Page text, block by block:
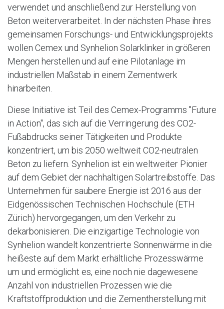
verwendet und anschließend zur Herstellung von
Beton weiterverarbeitet. In der nächsten Phase ihres
gemeinsamen Forschungs- und Entwicklungsprojekts
wollen Cemex und Synhelion Solarklinker in größeren
Mengen herstellen und auf eine Pilotanlage im
industriellen Maßstab in einem Zementwerk
hinarbeiten.
Diese Initiative ist Teil des Cemex-Programms "Future
in Action", das sich auf die Verringerung des CO2-
Fußabdrucks seiner Tätigkeiten und Produkte
konzentriert, um bis 2050 weltweit CO2-neutralen
Beton zu liefern. Synhelion ist ein weltweiter Pionier
auf dem Gebiet der nachhaltigen Solartreibstoffe. Das
Unternehmen für saubere Energie ist 2016 aus der
Eidgenössischen Technischen Hochschule (ETH
Zürich) hervorgegangen, um den Verkehr zu
dekarbonisieren. Die einzigartige Technologie von
Synhelion wandelt konzentrierte Sonnenwärme in die
heißeste auf dem Markt erhältliche Prozesswärme
um und ermöglicht es, eine noch nie dagewesene
Anzahl von industriellen Prozessen wie die
Kraftstoffproduktion und die Zementherstellung mit